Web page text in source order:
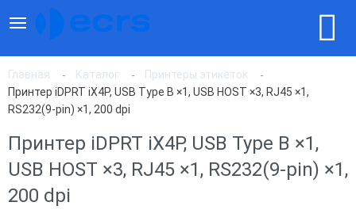
Главная Каталог
Принтеры этикеток
Принтер iDPRT iX4P, USB Type B ×1, USB HOST ×3, RJ45 ×1,
RS232(9-pin) ×1, 200 dpi
Принтер iDPRT iX4P, USB Type B ×1,
USB HOST ×3, RJ45 ×1, RS232(9-pin) ×1,
200 dpi